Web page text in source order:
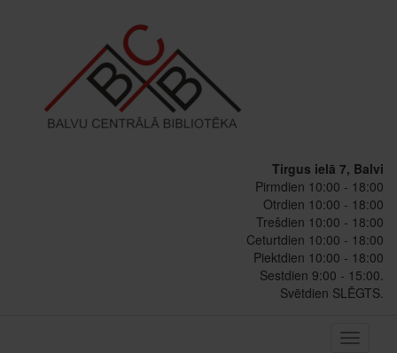
Tirgus ielā 7, Balvi
Pirmdien 10:00 - 18:00
Otrdien 10:00 - 18:00
Trešdien 10:00 - 18:00
Ceturtdien 10:00 - 18:00
Piektdien 10:00 - 18:00
Sestdien 9:00 - 15:00.
Svētdien SLĒGTS.
Toggle